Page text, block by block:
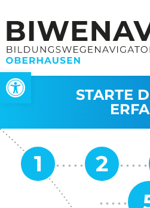
Werkzeugleiste öffnen
STARTE